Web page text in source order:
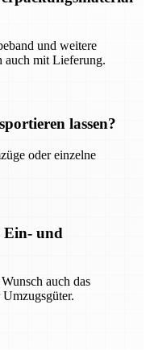
und weitere
auch mit Lieferung.
lassen?
oder einzelne
Ein- und
auch das